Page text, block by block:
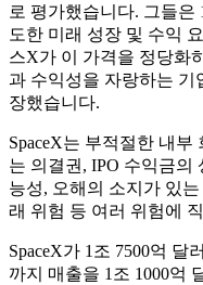
로 평가했습니다. 그들은
도한 미래 성장 및 수익
스X가 이 가격을 정당화
과 수익성을 자랑하는 기
장했습니다.
SpaceX는 부적절한 내
는 의결권, IPO 수익금의
능성, 오해의 소지가 있
래 위험 등 여러 위험에
SpaceX가 1조 7500억 달
까지 매출을 1조 1000억